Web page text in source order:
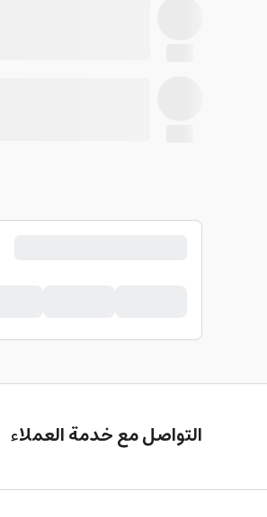
التواصل مع خدمة العملاء